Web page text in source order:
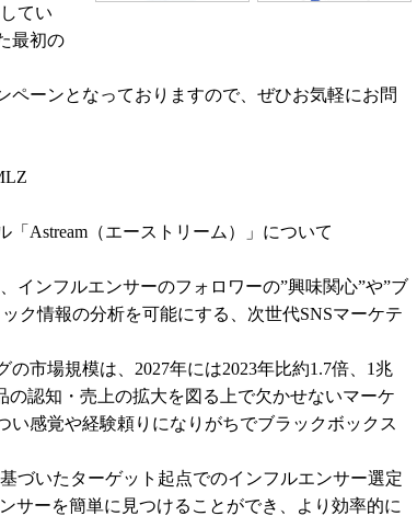
てい
最初の
ペーンとなっておりますので、ぜひお気軽にお問
Astream（エーストリーム）」について
インフルエンサーのフォロワーの”興味関心”や”ブ
ク情報の分析を可能にする、次世代SNSマーケテ
市場規模は、2027年には2023年比約1.7倍、1兆
認知・売上の拡大を図る上で欠かせないマーケ
い感覚や経験頼りになりがちでブラックボックス
づいたターゲット起点でのインフルエンサー選定
サーを簡単に見つけることができ、より効率的に